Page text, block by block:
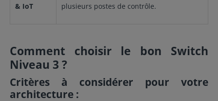
& IoT
plusieurs postes de contrôle.
Comment choisir le bon Switch
Niveau 3 ?
Critères à considérer pour votre
architecture :